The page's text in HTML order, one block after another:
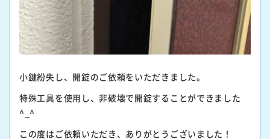
小鍵紛失し、開錠のご依頼をいただきました。
特殊工具を使用し、非破壊で開錠することができました
^_^
この度はご依頼いただき、ありがとうございました！